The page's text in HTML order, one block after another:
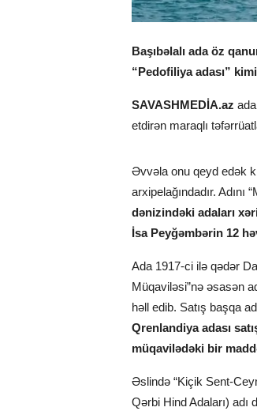
Başıbəlalı ada öz
“Pedofiliya adası”
SAVASHMEDİA.az
etdirən maraqlı
Əvvəla onu qeyd edək
arxipelağındadır. Adını
dənizindəki adaları
İsa Peyğəmbərin 12
Ada 1917-ci ilə qədər
Müqaviləsi”nə əsasən
həll edib. Satış başqa
Qrenlandiya adası
müqavilədəki bir
Əslində “Kiçik Sent-
Qərbi Hind Adaları) adı